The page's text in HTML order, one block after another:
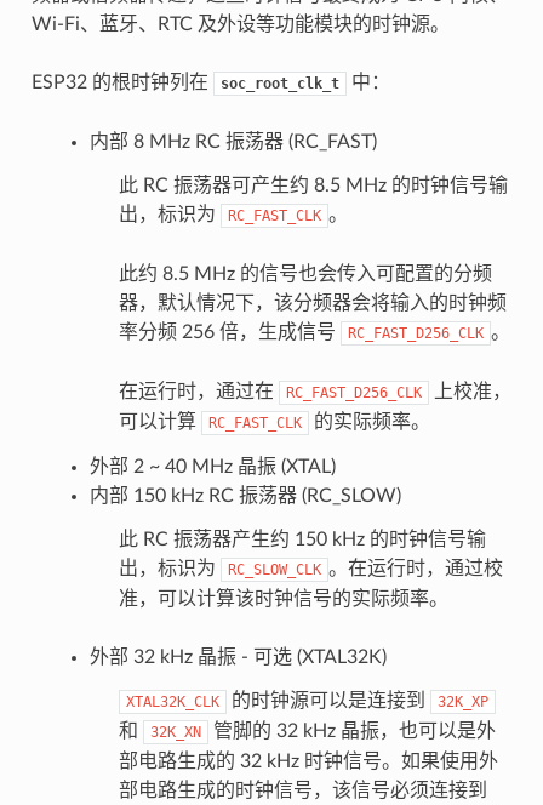
Wi-Fi、蓝牙、RTC 及外设等功能模块的时钟源。
ESP32 的根时钟列在 soc_root_clk_t 中：
内部 8 MHz RC 振荡器 (RC_FAST)
此 RC 振荡器可产生约 8.5 MHz 的时钟信号输
出，标识为
RC_FAST_CLK 。
此约 8.5 MHz 的信号也会传入可配置的分频
器，默认情况下，该分频器会将输入的时钟频
率分频 256 倍，生成信号
RC_FAST_D256_CLK 。
在运行时，通过在 RC_FAST_D256_CLK
上校准，
可以计算
RC_FAST_CLK 的实际频率。
外部 2 ~ 40 MHz 晶振 (XTAL)
内部 150 kHz RC 振荡器 (RC_SLOW)
此 RC 振荡器产生约 150 kHz 的时钟信号输
出，标识为
RC_SLOW_CLK 。在运行时，通过校
准，可以计算该时钟信号的实际频率。
外部 32 kHz 晶振 - 可选 (XTAL32K)
XTAL32K_CLK 的时钟源可以是连接到 32K_XP
和 32K_XN
管脚的 32 kHz 晶振，也可以是外
部电路生成的 32 kHz 时钟信号。如果使用外
部电路生成的时钟信号，该信号必须连接到